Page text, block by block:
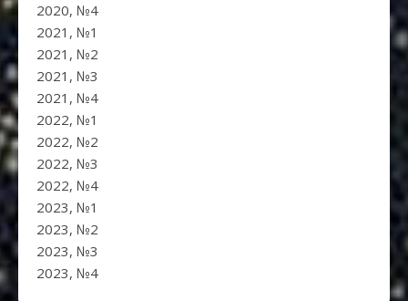
2020, №4
2021, №1
2021, №2
2021, №3
2021, №4
2022, №1
2022, №2
2022, №3
2022, №4
2023, №1
2023, №2
2023, №3
2023, №4